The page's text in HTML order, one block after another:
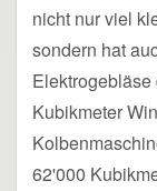
nicht nur viel
sondern hat
Elektrogebläse
Kubikmeter
62'000